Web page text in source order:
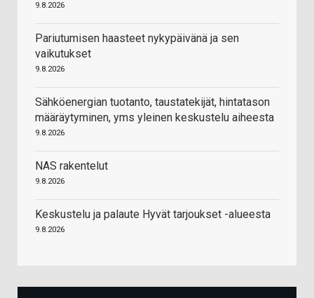
9.8.2026
Pariutumisen haasteet nykypäivänä ja sen
vaikutukset
9.8.2026
Sähköenergian tuotanto, taustatekijät, hintatason
määräytyminen, yms yleinen keskustelu aiheesta
9.8.2026
NAS rakentelut
9.8.2026
Keskustelu ja palaute Hyvät tarjoukset -alueesta
9.8.2026